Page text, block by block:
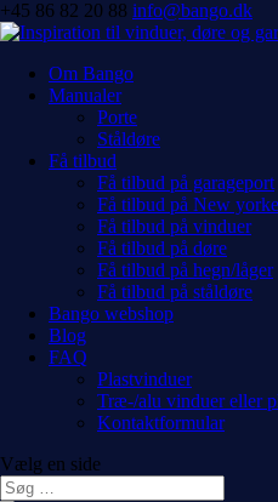
+45 86 82 20 88 info@bango.dk
Om Bango
Manualer
Porte
Ståldøre
Få tilbud
Få tilbud på garageport
Få tilbud på New
Få tilbud på vinduer
Få tilbud på døre
Få tilbud på hegn/låger
Få tilbud på ståldøre
Bango webshop
Blog
FAQ
Plastvinduer
Træ-/alu vinduer eller
Kontaktformular
Vælg en side